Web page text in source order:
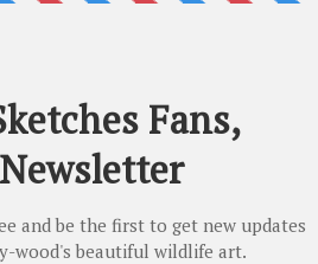
berömma de volontärer och
hjälpa dessa stackars djur. Jag
Mina tankar är att
kan de överleva
att detta kan göra dem
utveckla under de kommande
dö bara på grund av chock
få och att majoriteten kommer